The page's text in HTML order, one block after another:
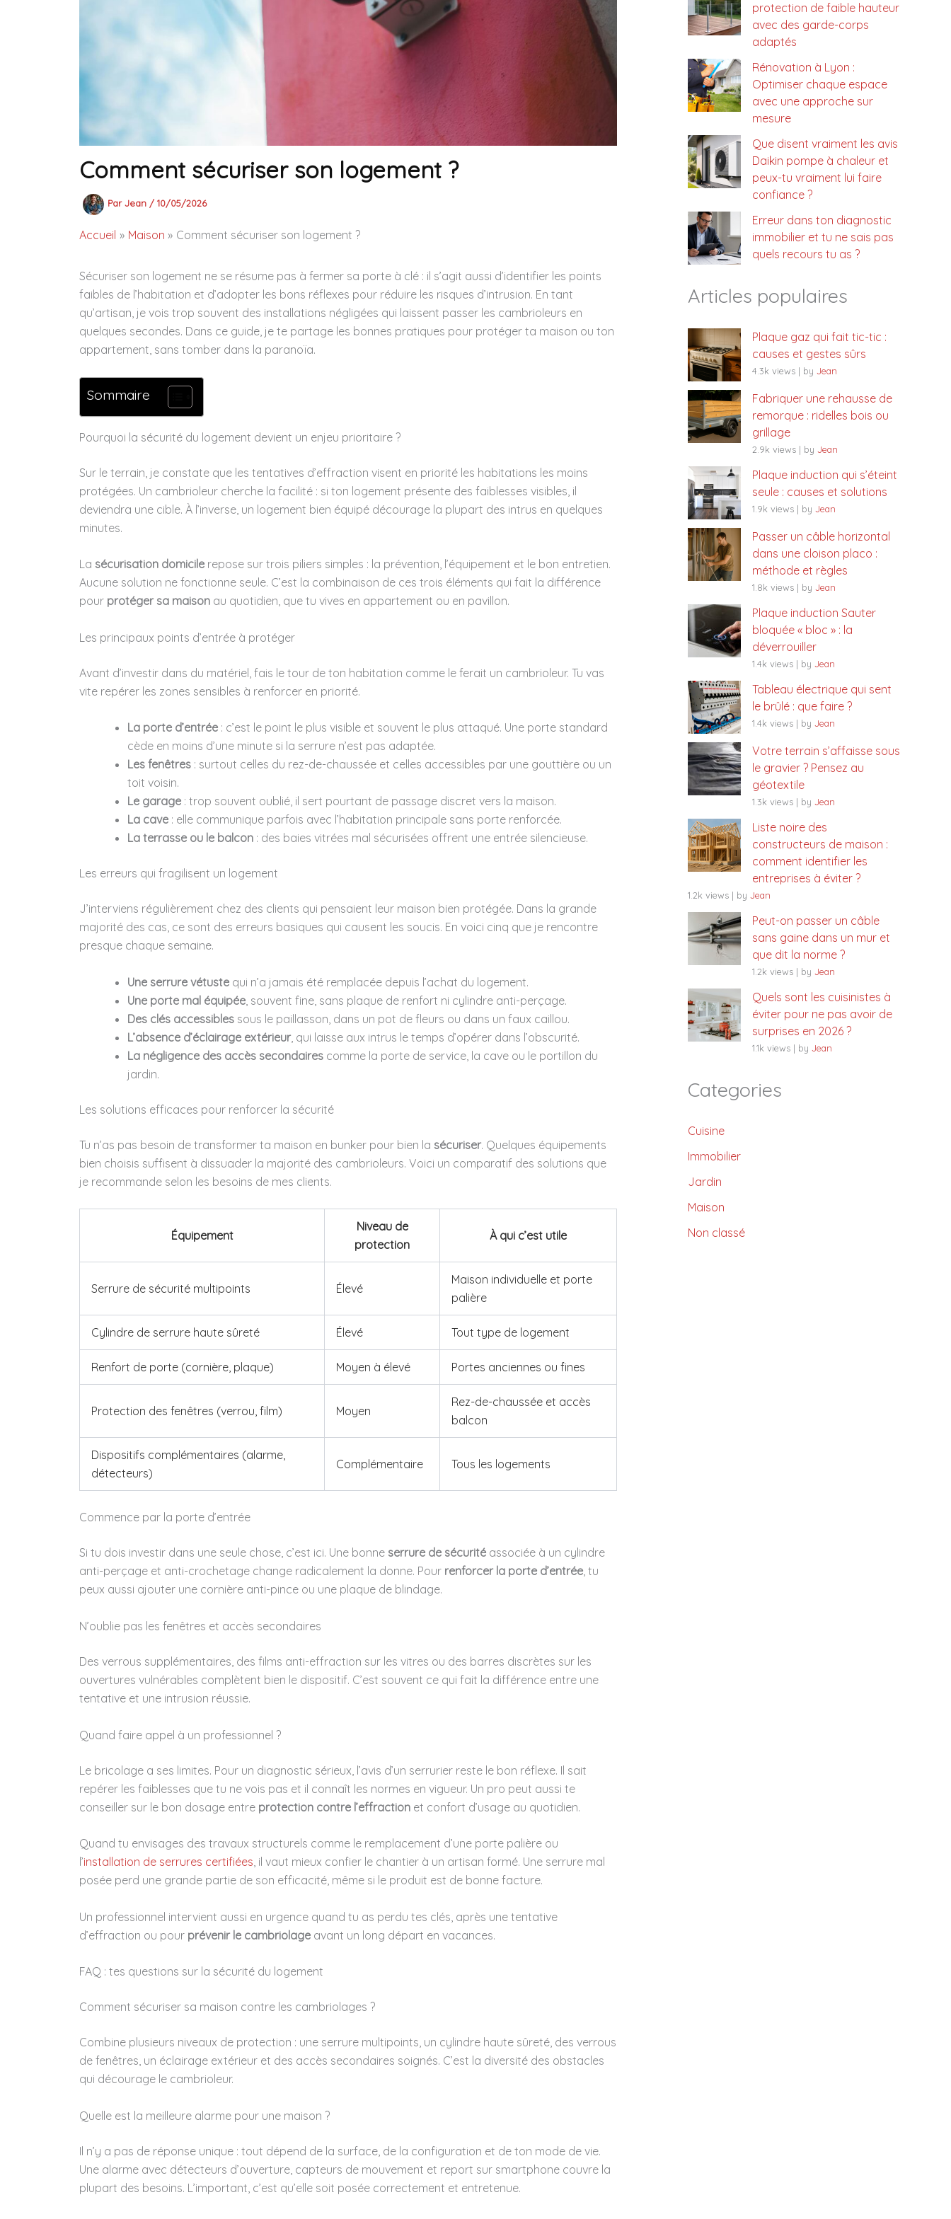
Comment sécuriser son logement ?
ParJean / 10/05/2026
Accueil Maison Comment sécuriser son logement ?
Sécuriser son logement ne se résume pas à fermer sa porte à clé : il s’agit aussi d’identifier les points
faibles de l’habitation et d’adopter les bons réflexes pour réduire les risques d’intrusion. En tant
qu’artisan, je vois trop souvent des installations négligées qui laissent passer les cambrioleurs en
quelques secondes. Dans ce guide, je te partage les bonnes pratiques pour protéger ta maison ou ton
appartement, sans tomber dans la paranoïa.
Sommaire
Pourquoi la sécurité du logement devient un enjeu prioritaire ?
Sur le terrain, je constate que les tentatives d’effraction visent en priorité les habitations les moins
protégées. Un cambrioleur cherche la facilité : si ton logement présente des faiblesses visibles, il
deviendra une cible. À l’inverse, un logement bien équipé décourage la plupart des intrus en quelques
minutes.
La sécurisation domicile repose sur trois piliers simples : la prévention, l’équipement et le bon entretien.
Aucune solution ne fonctionne seule. C’est la combinaison de ces trois éléments qui fait la différence
pour protéger sa maison au quotidien, que tu vives en appartement ou en pavillon.
Les principaux points d’entrée à protéger
Avant d’investir dans du matériel, fais le tour de ton habitation comme le ferait un cambrioleur. Tu vas
vite repérer les zones sensibles à renforcer en priorité.
La porte d’entrée : c’est le point le plus visible et souvent le plus attaqué. Une porte standard
cède en moins d’une minute si la serrure n’est pas adaptée.
Les fenêtres : surtout celles du rez-de-chaussée et celles accessibles par une gouttière ou un
toit voisin.
Le garage : trop souvent oublié, il sert pourtant de passage discret vers la maison.
La cave : elle communique parfois avec l’habitation principale sans porte renforcée.
La terrasse ou le balcon : des baies vitrées mal sécurisées offrent une entrée silencieuse.
Les erreurs qui fragilisent un logement
J’interviens régulièrement chez des clients qui pensaient leur maison bien protégée. Dans la grande
majorité des cas, ce sont des erreurs basiques qui causent les soucis. En voici cinq que je rencontre
presque chaque semaine.
Une serrure vétuste qui n’a jamais été remplacée depuis l’achat du logement.
Une porte mal équipée , souvent fine, sans plaque de renfort ni cylindre anti-perçage.
Des clés accessibles sous le paillasson, dans un pot de fleurs ou dans un faux caillou.
L’absence d’éclairage extérieur, qui laisse aux intrus le temps d’opérer dans l’obscurité.
La négligence des accès secondaires comme la porte de service, la cave ou le portillon du
jardin.
Les solutions efficaces pour renforcer la sécurité
Tu n’as pas besoin de transformer ta maison en bunker pour bien la sécuriser. Quelques équipements
bien choisis suffisent à dissuader la majorité des cambrioleurs. Voici un comparatif des solutions que
je recommande selon les besoins de mes clients.
Équipement
Niveau de
protection
À qui c’est utile
Serrure de sécurité multipoints Élevé
Maison individuelle et porte
palière
Cylindre de serrure haute sûreté Élevé Tout type de logement
Renfort de porte (cornière, plaque) Moyen à élevé Portes anciennes ou fines
Protection des fenêtres (verrou, film) Moyen
Rez-de-chaussée et accès
balcon
Dispositifs complémentaires (alarme,
détecteurs)
Complémentaire Tous les logements
Commence par la porte d’entrée
Si tu dois investir dans une seule chose, c’est ici. Une bonne serrure de sécurité associée à un cylindre
anti-perçage et anti-crochetage change radicalement la donne. Pour renforcer la porte d’entrée, tu
peux aussi ajouter une cornière anti-pince ou une plaque de blindage.
N’oublie pas les fenêtres et accès secondaires
Des verrous supplémentaires, des films anti-effraction sur les vitres ou des barres discrètes sur les
ouvertures vulnérables complètent bien le dispositif. C’est souvent ce qui fait la différence entre une
tentative et une intrusion réussie.
Quand faire appel à un professionnel ?
Le bricolage a ses limites. Pour un diagnostic sérieux, l’avis d’un serrurier reste le bon réflexe. Il sait
repérer les faiblesses que tu ne vois pas et il connaît les normes en vigueur. Un pro peut aussi te
conseiller sur le bon dosage entre protection contre l’effraction et confort d’usage au quotidien.
Quand tu envisages des travaux structurels comme le remplacement d’une porte palière ou
l’installation de serrures certifiées, il vaut mieux confier le chantier à un artisan formé. Une serrure mal
posée perd une grande partie de son efficacité, même si le produit est de bonne facture.
Un professionnel intervient aussi en urgence quand tu as perdu tes clés, après une tentative
d’effraction ou pour prévenir le cambriolage avant un long départ en vacances.
FAQ : tes questions sur la sécurité du logement
Comment sécuriser sa maison contre les cambriolages ?
Combine plusieurs niveaux de protection : une serrure multipoints, un cylindre haute sûreté, des verrous
de fenêtres, un éclairage extérieur et des accès secondaires soignés. C’est la diversité des obstacles
qui décourage le cambrioleur.
Quelle est la meilleure alarme pour une maison ?
Il n’y a pas de réponse unique : tout dépend de la surface, de la configuration et de ton mode de vie.
Une alarme avec détecteurs d’ouverture, capteurs de mouvement et report sur smartphone couvre la
plupart des besoins. L’important, c’est qu’elle soit posée correctement et entretenue.
protection de faible hauteur
avec des garde-corps
adaptés
Rénovation à Lyon :
Optimiser chaque espace
avec une approche sur
mesure
Que disent vraiment les avis
Daikin pompe à chaleur et
peux-tu vraiment lui faire
confiance ?
Erreur dans ton diagnostic
immobilier et tu ne sais pas
quels recours tu as ?
Articles populaires
Plaque gaz qui fait tic-tic :
causes et gestes sûrs
4.3k views | by Jean
Fabriquer une rehausse de
remorque : ridelles bois ou
grillage
2.9k views | by Jean
Plaque induction qui s’éteint
seule : causes et solutions
1.9k views | by Jean
Passer un câble horizontal
dans une cloison placo :
méthode et règles
1.8k views | by Jean
Plaque induction Sauter
bloquée « bloc » : la
déverrouiller
1.4k views | by Jean
Tableau électrique qui sent
le brûlé : que faire ?
1.4k views | by Jean
Votre terrain s’affaisse sous
le gravier ? Pensez au
géotextile
1.3k views | by Jean
Liste noire des
constructeurs de maison :
comment identifier les
entreprises à éviter ?
1.2k views | by Jean
Peut-on passer un câble
sans gaine dans un mur et
que dit la norme ?
1.2k views | by Jean
Quels sont les cuisinistes à
éviter pour ne pas avoir de
surprises en 2026 ?
1.1k views | by Jean
Categories
Cuisine
Immobilier
Jardin
Maison
Non classé